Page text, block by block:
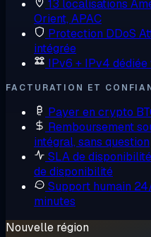
13 localisations
Orient, APAC
Protection DDoS
intégrée
IPv6 + IPv4 dédiée
FACTURATION ET
Payer en crypto
Remboursement
intégral, sans question
SLA de
de disponibilité
Support humain
minutes
Nouvelle région